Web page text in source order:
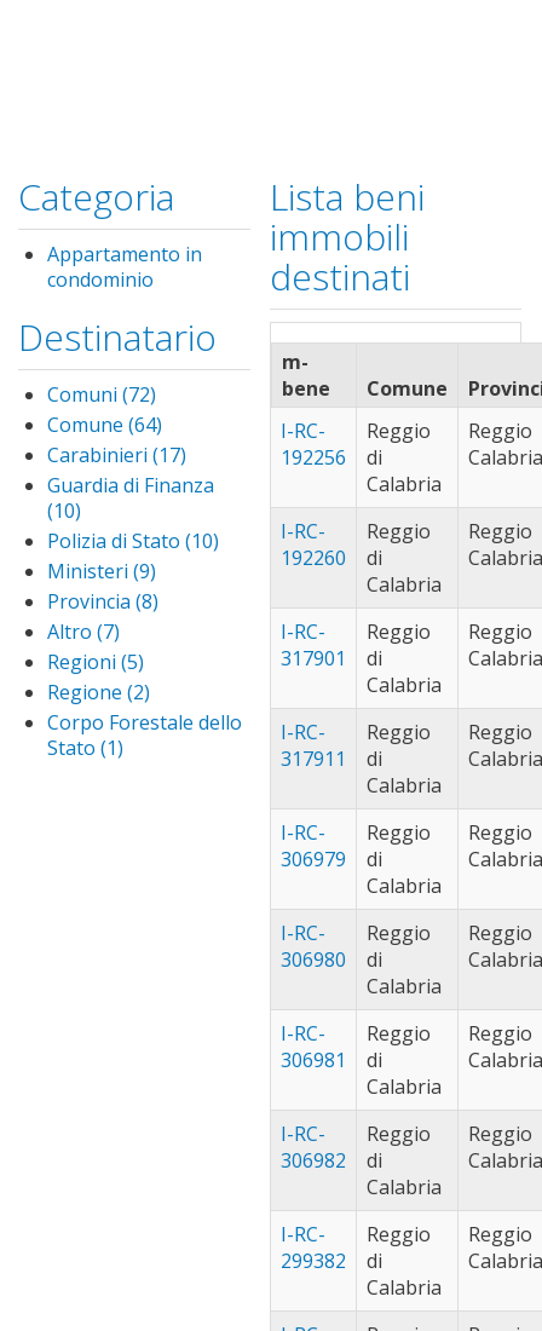
Categoria
Appartamento in
condominio
Appartamento
in condominio
filter
Destinatario
Comuni (72)
Comuni
filter
Comune (64)
Comune
filter
Carabinieri (17)
Carabinieri
Guardia di Finanza
(10)
Finanza filter
Polizia di Stato (10)
Ministeri (9)
Ministeri
Provincia (8)
Altro (7)
filter
Regioni (5)
Regioni filter
Regione (2)
Regione
Corpo Forestale dello
Stato (1)
Lista beni
immobili
destinati
m-
bene
Comune
I-RC-
192256
Reggio
di
Calabria
Reggio
Calabria
I-RC-
192260
Reggio
di
Calabria
Reggio
Calabria
I-RC-
317901
Reggio
di
Calabria
Reggio
Calabria
I-RC-
317911
Reggio
di
Calabria
Reggio
Calabria
I-RC-
306979
Reggio
di
Calabria
Reggio
Calabria
I-RC-
306980
Reggio
di
Calabria
Reggio
Calabria
I-RC-
306981
Reggio
di
Calabria
Reggio
Calabria
I-RC-
306982
Reggio
di
Calabria
Reggio
Calabria
I-RC-
299382
Reggio
di
Calabria
Reggio
Calabria